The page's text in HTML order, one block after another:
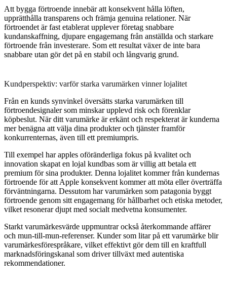
Att bygga förtroende innebär att konsekvent hålla löften,
upprätthålla transparens och främja genuina relationer. När
förtroendet är fast etablerat upplever företag snabbare
kundanskaffning, djupare engagemang från anställda och starkare
förtroende från investerare. Som ett resultat växer de inte bara
snabbare utan gör det på en stabil och långvarig grund.
Kundperspektiv: varför starka varumärken vinner lojalitet
Från en kunds synvinkel översätts starka varumärken till
förtroendesignaler som minskar upplevd risk och förenklar
köpbeslut. När ditt varumärke är erkänt och respekterat är kunderna
mer benägna att välja dina produkter och tjänster framför
konkurrenternas, även till ett premiumpris.
Till exempel har apples oföränderliga fokus på kvalitet och
innovation skapat en lojal kundbas som är villig att betala ett
premium för sina produkter. Denna lojalitet kommer från kundernas
förtroende för att Apple konsekvent kommer att möta eller överträffa
förväntningarna. Dessutom har varumärken som patagonia byggt
förtroende genom sitt engagemang för hållbarhet och etiska metoder,
vilket resonerar djupt med socialt medvetna konsumenter.
Starkt varumärkesvärde uppmuntrar också återkommande affärer
och mun-till-mun-referenser. Kunder som litar på ett varumärke blir
varumärkesförespråkare, vilket effektivt gör dem till en kraftfull
marknadsföringskanal som driver tillväxt med autentiska
rekommendationer.